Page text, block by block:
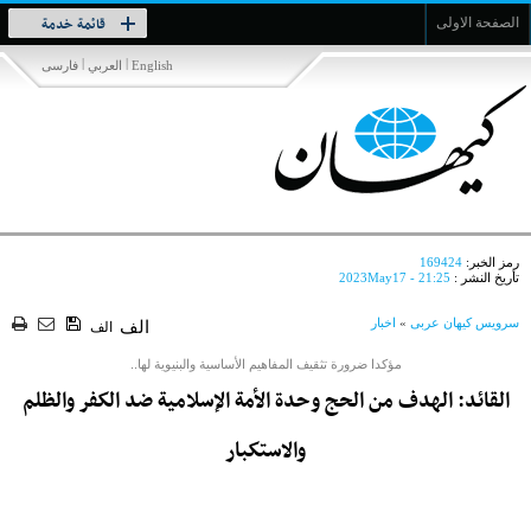
الصفحة الاولى قائمة خدمة
Toggle
navigation
فارسی | العربي | English
رمز الخبر: 169424
تأريخ النشر : 2023May17 - 21:25
سرویس کیهان عربی » اخبار الف الف
مؤكدا ضرورة تثقيف المفاهيم الأساسية والبنيوية لها..
القائد: الهدف من الحج وحدة الأمة الإسلامية ضد الكفر والظلم
والاستكبار